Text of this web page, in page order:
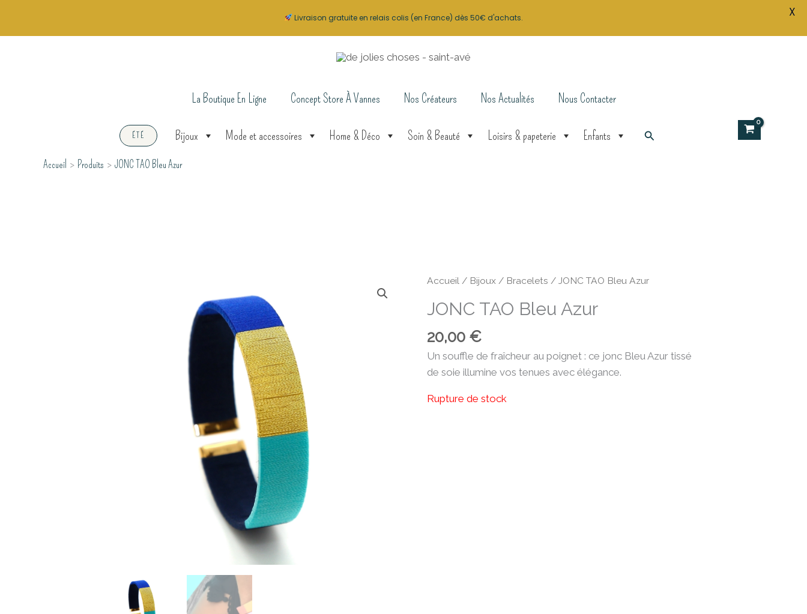
La Boutique En Ligne Concept Store À Vannes Nos Créateurs Nos Actualités Nous Contacter
ÉTÉ Bijoux Mode et accessoires Home & Déco Soin & Beauté Loisirs & papeterie Enfants Rechercher
Accueil Produits JONC TAO Bleu Azur
Accueil/ Bijoux/ Bracelets / JONC TAO Bleu Azur
JONC TAO Bleu Azur
20,00 €
Un souffle de fraîcheur au poignet : ce jonc Bleu Azur tissé
de soie illumine vos tenues avec élégance.
Rupture de stock
Livraison gratuite en relais colis (en France) dès 50€ d'achats. X